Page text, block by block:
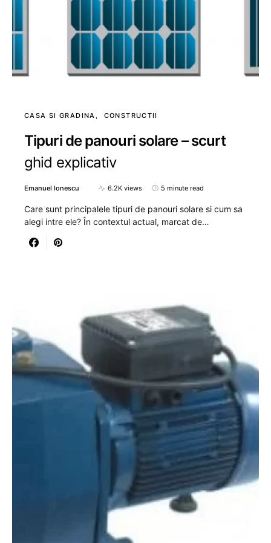
CASA SI GRADINA CONSTRUCTII
Tipuri de panouri solare – scurt
ghid explicativ
Emanuel Ionescu 6.2K views 5 minute read
Care sunt principalele tipuri de panouri solare si cum sa
alegi intre ele? În contextul actual, marcat de…